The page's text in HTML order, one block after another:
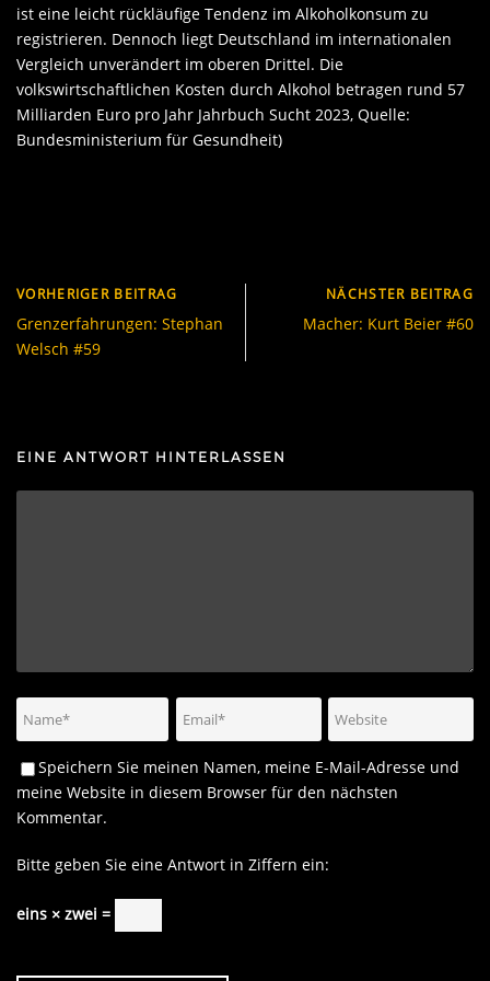
ist eine leicht rückläufige Tendenz im Alkoholkonsum zu
registrieren. Dennoch liegt Deutschland im internationalen
Vergleich unverändert im oberen Drittel. Die
volkswirtschaftlichen Kosten durch Alkohol betragen rund 57
Milliarden Euro pro Jahr Jahrbuch Sucht 2023, Quelle:
Bundesministerium für Gesundheit)
VORHERIGER BEITRAG
Grenzerfahrungen: Stephan
Welsch #59
NÄCHSTER BEITRAG
Macher: Kurt Beier #60
EINE ANTWORT HINTERLASSEN
Speichern Sie meinen Namen, meine E-Mail-Adresse und
meine Website in diesem Browser für den nächsten
Kommentar.
Bitte geben Sie eine Antwort in Ziffern ein:
eins × zwei =